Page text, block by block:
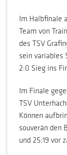
Im Halbfinale
Team von
des TSV
sein variables
2:0 Sieg ins
Im Finale
TSV
Können
souverän den
und 25:19 vor